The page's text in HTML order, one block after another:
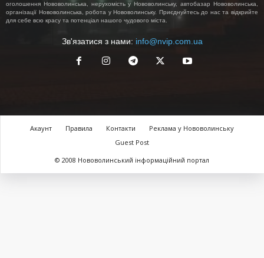
оголошення Нововолинська, нерухомість у Нововолинську, автобазар Нововолинська,
організації Нововолинська, робота у Нововолинську. Приєднуйтесь до нас та відкрийте
для себе всю красу та потенціал нашого чудового міста.
Зв'язатися з нами: info@nvip.com.ua
Акаунт Правила Контакти
Реклама у Нововолинську
Guest Post
© 2008 Нововолинський інформаційний портал